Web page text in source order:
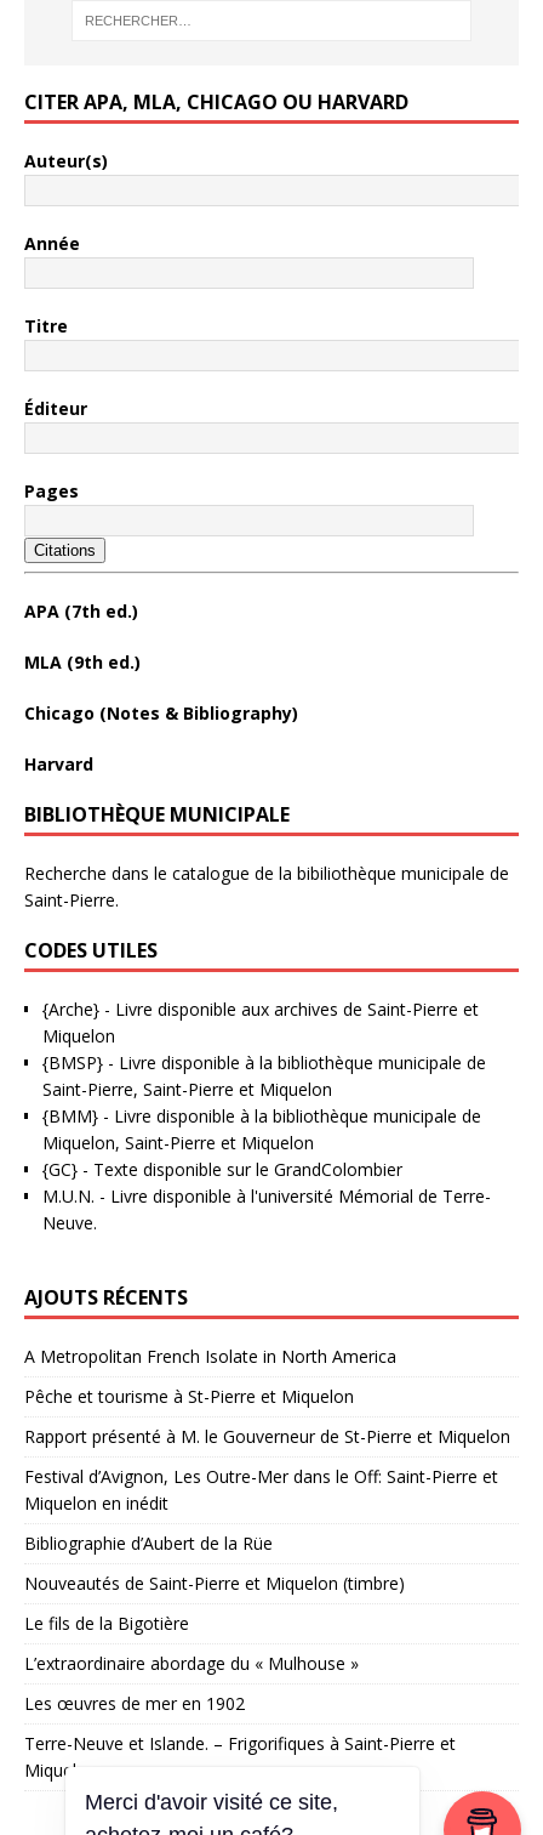
CITER APA, MLA, CHICAGO OU HARVARD
Auteur(s)
Année
Titre
Éditeur
Pages
Citations
APA (7th ed.)
MLA (9th ed.)
Chicago (Notes & Bibliography)
Harvard
BIBLIOTHÈQUE MUNICIPALE
Recherche dans le catalogue de la bibiliothèque municipale de
Saint-Pierre.
CODES UTILES
{Arche} - Livre disponible aux archives de Saint-Pierre et
Miquelon
{BMSP} - Livre disponible à la bibliothèque municipale de
Saint-Pierre, Saint-Pierre et Miquelon
{BMM} - Livre disponible à la bibliothèque municipale de
Miquelon, Saint-Pierre et Miquelon
{GC} - Texte disponible sur le GrandColombier
M.U.N. - Livre disponible à l'université Mémorial de Terre-
Neuve.
AJOUTS RÉCENTS
A Metropolitan French Isolate in North America
Pêche et tourisme à St-Pierre et Miquelon
Rapport présenté à M. le Gouverneur de St-Pierre et Miquelon
Festival d’Avignon, Les Outre-Mer dans le Off: Saint-Pierre et
Miquelon en inédit
Bibliographie d’Aubert de la Rüe
Nouveautés de Saint-Pierre et Miquelon (timbre)
Le fils de la Bigotière
L’extraordinaire abordage du « Mulhouse »
Les œuvres de mer en 1902
Terre-Neuve et Islande. – Frigorifiques à Saint-Pierre et
Miquelon
Merci d'avoir visité ce site,